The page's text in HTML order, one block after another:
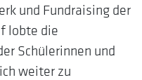
und Fundraising der
lobte die
Schülerinnen und
weiter zu